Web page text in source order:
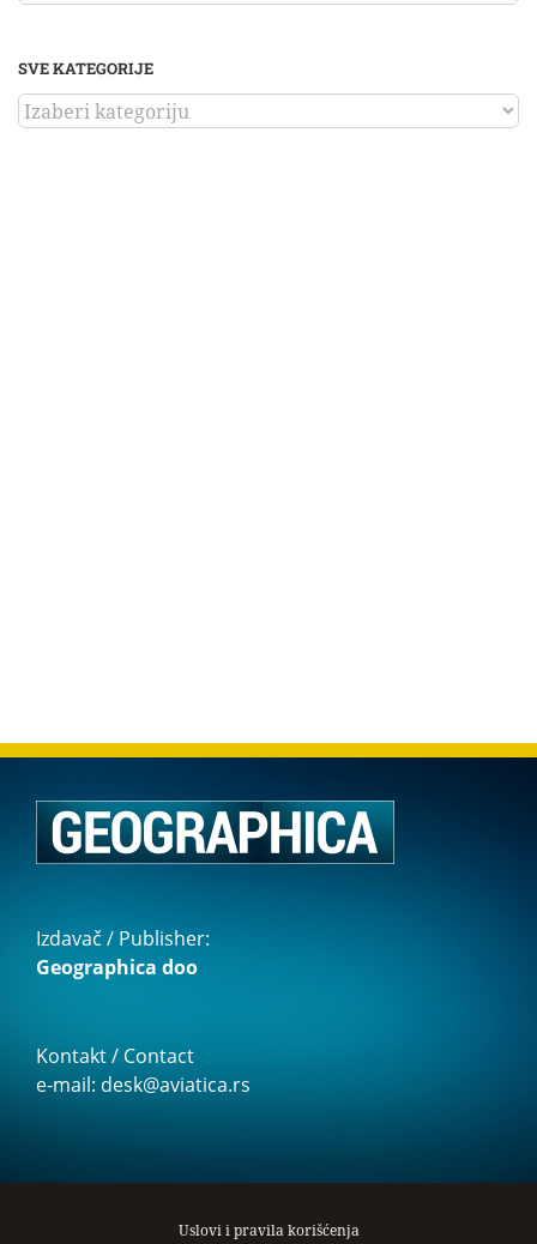
SVE KATEGORIJE
SVE
KATEGORIJE
Izdavač / Publisher:
Geographica doo
Kontakt / Contact
e-mail: desk@aviatica.rs
Uslovi i pravila korišćenja